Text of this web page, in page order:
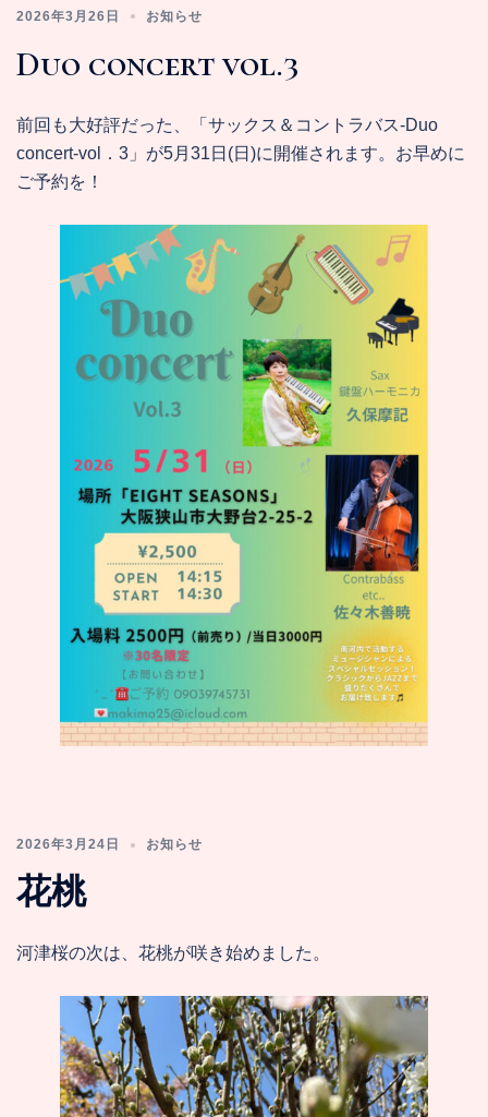
2026年3月26日 お知らせ
Duo concert vol.3
前回も大好評だった、「サックス＆コントラバス‐Duo
concert‐vol．3」が5月31日(日)に開催されます。お早めに
ご予約を！
2026年3月24日 お知らせ
花桃
河津桜の次は、花桃が咲き始めました。